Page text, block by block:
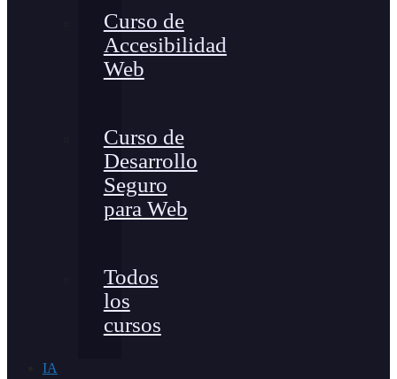
Curso de
Accesibilidad
Web
Curso de
Desarrollo
Seguro
para Web
Todos
los
cursos
IA